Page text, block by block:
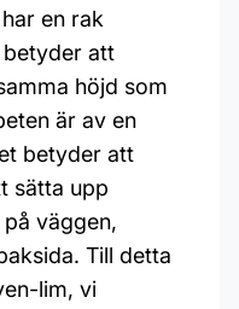
en rak
att
höjd som
är av en
betyder att
sätta upp
väggen,
Till detta
lim, vi